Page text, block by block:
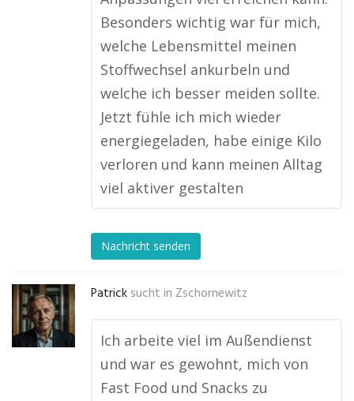
Besonders wichtig war für mich,
welche Lebensmittel meinen
Stoffwechsel ankurbeln und
welche ich besser meiden sollte.
Jetzt fühle ich mich wieder
energiegeladen, habe einige Kilo
verloren und kann meinen Alltag
viel aktiver gestalten
Nachricht senden
Patrick sucht in Zschornewitz
Ich arbeite viel im Außendienst
und war es gewohnt, mich von
Fast Food und Snacks zu